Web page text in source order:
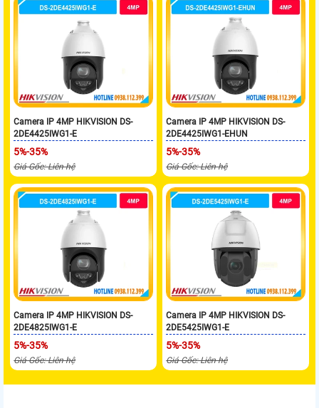
Camera IP 4MP HIKVISION DS-
2DE4425IWG1-E
5%-35%
Giá Gốc: Liên hệ
Camera IP 4MP HIKVISION DS-
2DE4425IWG1-EHUN
5%-35%
Giá Gốc: Liên hệ
Camera IP 4MP HIKVISION DS-
2DE4825IWG1-E
5%-35%
Giá Gốc: Liên hệ
Camera IP 4MP HIKVISION DS-
2DE5425IWG1-E
5%-35%
Giá Gốc: Liên hệ